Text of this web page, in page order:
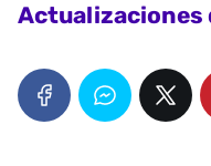
Actualizaciones